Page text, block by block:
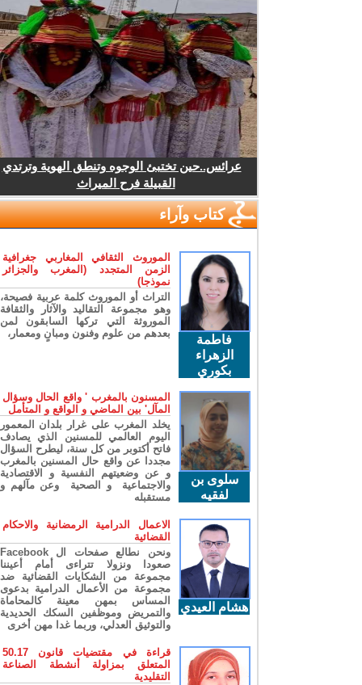
عرائس..حين تختبئ الوجوه وتنطق الهوية وترتدي
القبيلة فرح الميراث
كتاب وآراء
فاطمة
الزهراء
بكوري
الموروث الثقافي المغاربي جغرافية
الزمن المتجدد (المغرب والجزائر
نموذجا)
التراث أو الموروث كلمة عربية فصيحة،
وهو مجموعة التقاليد والآثار والثقافة
الموروثة التي تركها السابقون لمن
بعدهم من علوم وفنون ومبانٍ ومعمار،
سلوى بن
لفقيه
المسنون بالمغرب ' واقع الحال وسؤال
المآل' بين الماضي و الواقع و المتأمل
يخلد المغرب على غرار بلدان المعمور
اليوم العالمي للمسنين الذي يصادف
فاتح أكتوبر من كل سنة، ليطرح السؤال
مجددا عن واقع حال المسنين بالمغرب
و عن وضعيتهم النفسية و الاقتصادية
والاجتماعية و الصحية وعن مآلهم و
مستقبله
هشام العيدي
الاعمال الدرامية الرمضانية والاحكام
القضائية
ونحن نطالع صفحات ال Facebook
صعودا ونزولا تتراءى أمام أعيننا
مجموعة من الشكايات القضائية ضد
مجموعة من الأعمال الدرامية بدعوى
المساس بمهن معينة كالمحاماة
والتمريض وموظفين السكك الحديدية
والتوثيق العدلي، وربما غدا مهن أخرى
قراءة في مقتضيات قانون 50.17
المتعلق بمزاولة أنشطة الصناعة
التقليدية